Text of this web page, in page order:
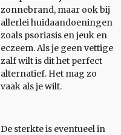
zonnebrand, maar ook bij
allerlei huidaandoeningen
zoals psoriasis en jeuk en
eczeem. Als je geen vettige
zalf wilt is dit het perfect
alternatief. Het mag zo
vaak als je wilt.
De sterkte is eventueel in